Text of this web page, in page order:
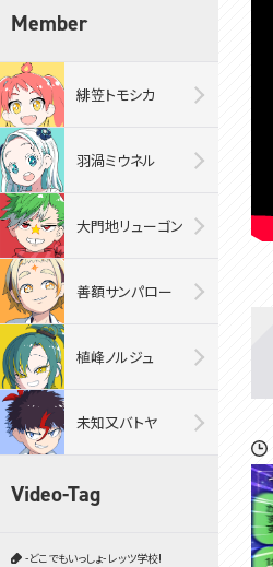
Member
緋笠トモシカ
羽渦ミウネル
大門地リューゴン
善額サンパロー
植峰ノルジュ
未知又バトヤ
Video-Tag
-どこでもいっしょ- レッツ学校!